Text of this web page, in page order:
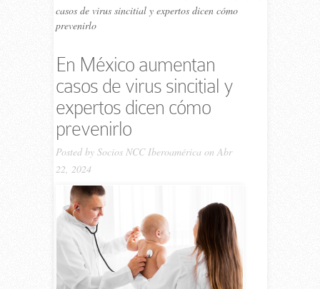
casos de virus sincitial y expertos dicen cómo
prevenirlo
En México aumentan
casos de virus sincitial y
expertos dicen cómo
prevenirlo
Posted by Socios NCC Iberoamérica on Abr
22, 2024